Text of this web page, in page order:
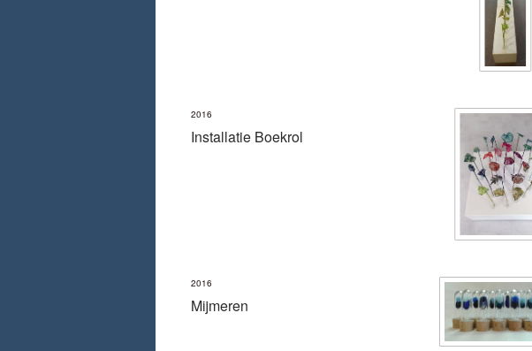
Installatie Boekrol
2016
Mijmeren
2016